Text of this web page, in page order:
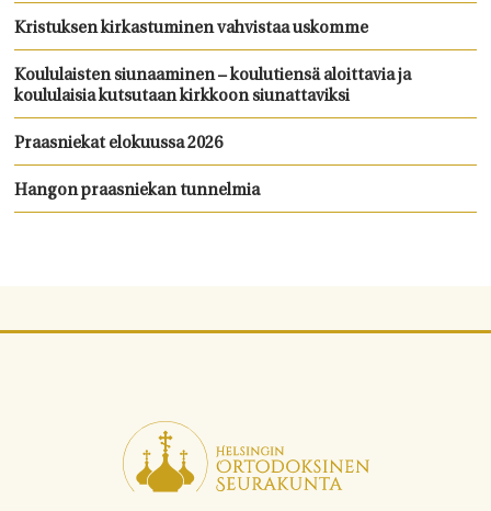
Kristuksen kirkastuminen vahvistaa uskomme
Koululaisten siunaaminen – koulutiensä aloittavia ja
koululaisia kutsutaan kirkkoon siunattaviksi
Praasniekat elokuussa 2026
Hangon praasniekan tunnelmia